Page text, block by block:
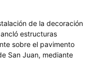
de la decoración
estructuras
sobre el pavimento
San Juan, mediante